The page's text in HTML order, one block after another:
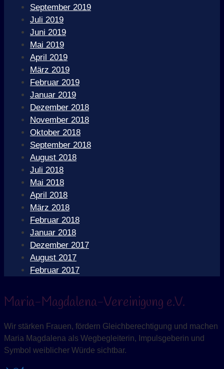
September 2019
Juli 2019
Juni 2019
Mai 2019
April 2019
März 2019
Februar 2019
Januar 2019
Dezember 2018
November 2018
Oktober 2018
September 2018
August 2018
Juli 2018
Mai 2018
April 2018
März 2018
Februar 2018
Januar 2018
Dezember 2017
August 2017
Februar 2017
Maria-Magdalena-Vereinigung e.V.
Wir stärken Frauen, fördern Gleichberechtigung und machen
Maria Magdalena als Wegbegleiterin, Impulsgeberin und
Symbol weiblicher Würde sichtbar.